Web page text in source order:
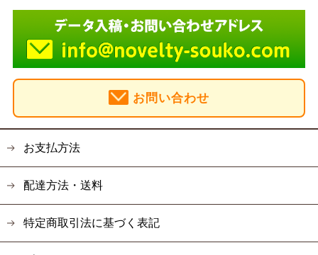
お問い合わせ
お支払方法
配達方法・送料
特定商取引法に基づく表記